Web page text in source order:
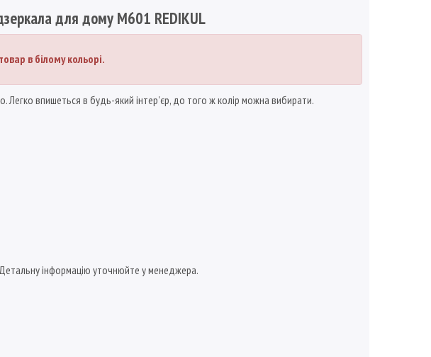
для дому M601 REDIKUL
в білому кольорі.
Легко впишеться в будь-який інтер'єр, до того ж колір можна вибирати.
Детальну інформацію уточнюйте у менеджера.